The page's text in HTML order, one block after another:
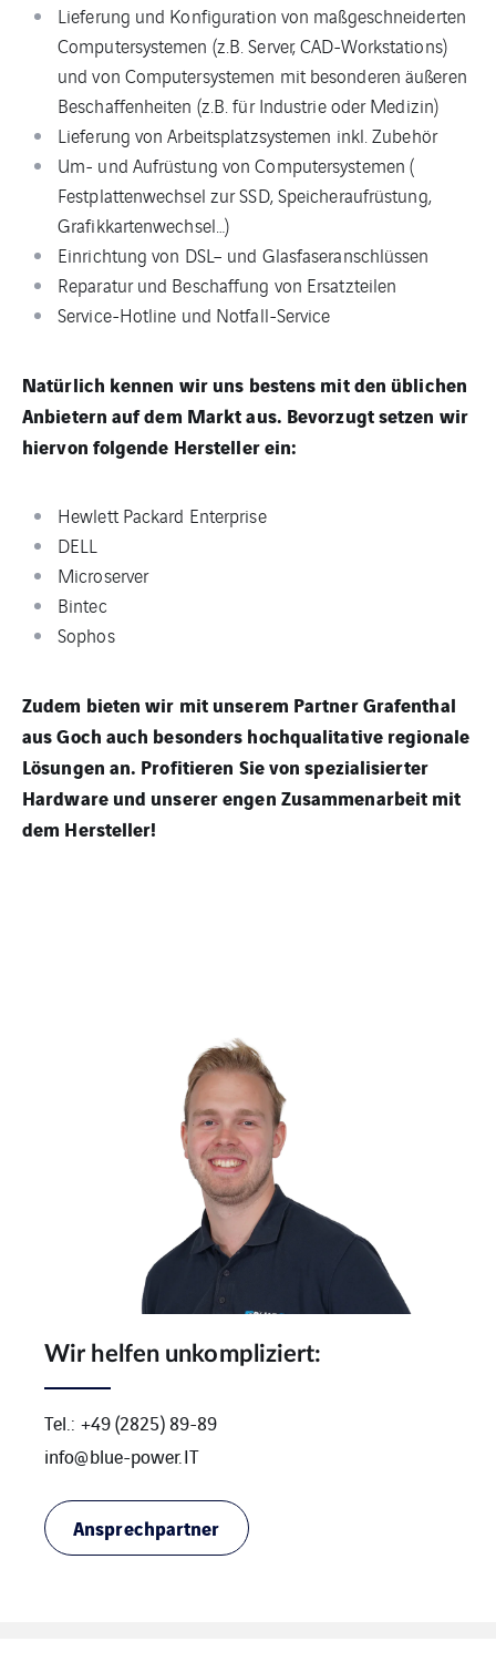
Lieferung und Kon­fig­u­ra­tion von maßgeschnei­derten
Com­put­er­sys­te­men (z.B. Server, CAD-​Workstations)
und von Computersystemen mit besonderen äußeren
Beschaffenheiten (z.B. für Industrie oder Medizin)
Liefer­ung von Arbeitsplatzsystemen inkl. Zubehör
Um- und Aufrüs­tung von Com­put­er­sys­te­men (
Festplattenwechsel zur SSD, Spe­icher­aufrüs­tung,
Grafikkartenwechsel…)
Ein­rich­tung von DSL– und Glasfaseranschlüssen
Reparatur und Beschaf­fung von Ersatzteilen
Service-Hotline und Notfall-Service
Natürlich kennen wir uns bestens mit den üblichen
Anbietern auf dem Markt aus. Bevorzugt setzen wir
hiervon folgende Hersteller ein:
Hewlett Packard Enterprise
DELL
Microserver
Bintec
Sophos
Zudem bieten wir mit unserem Partner Grafenthal
aus Goch auch besonders hochqualitative regionale
Lösungen an. Profitieren Sie von spezialisierter
Hardware und unserer engen Zusammenarbeit mit
dem Hersteller!
Wir helfen unkompliziert:
Tel.: +49 (2825) 89-89
info@blue-power.IT
Ansprechpartner